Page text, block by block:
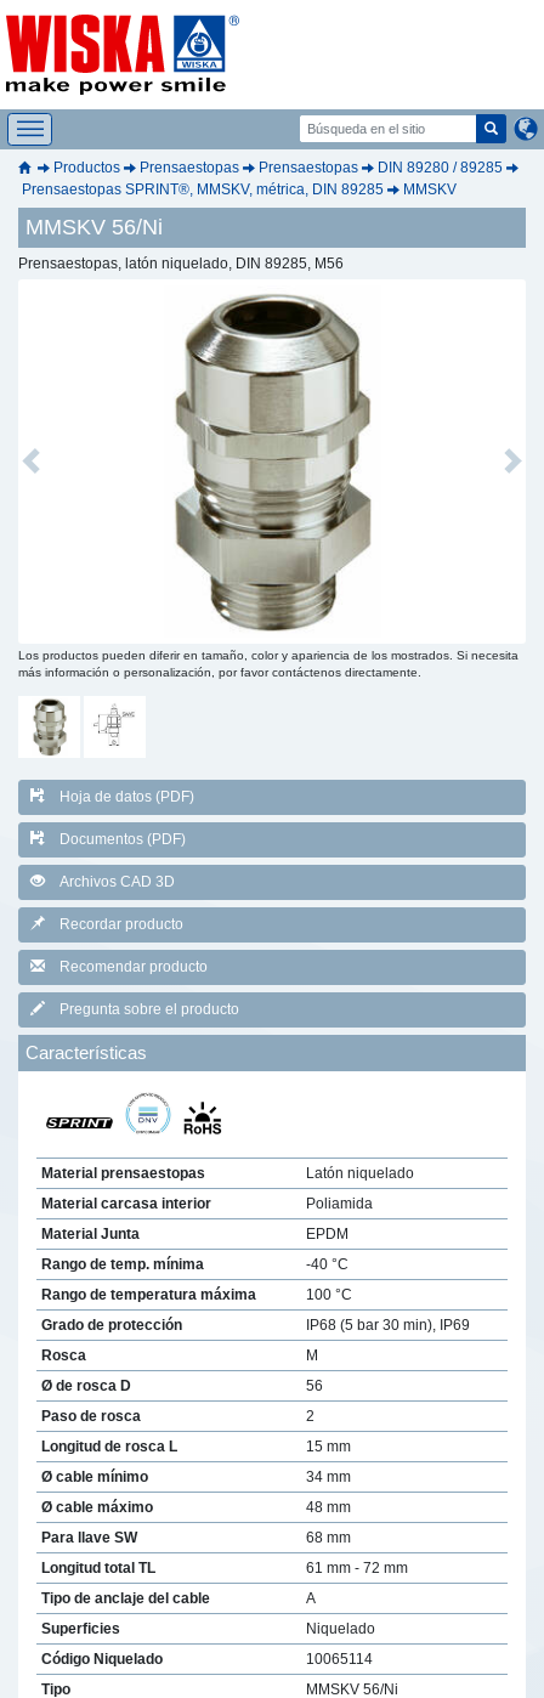
Productos Prensaestopas Prensaestopas
DIN 89280 / 89285
Prensaestopas SPRINT®, MMSKV, métrica, DIN 89285
MMSKV
MMSKV 56/Ni
Prensaestopas, latón niquelado, DIN 89285, M56
Previous Next
Los productos pueden diferir en tamaño, color y apariencia de los mostrados. Si necesita
más información o personalización, por favor contáctenos directamente.
Hoja de datos (PDF)
Documentos (PDF)
Archivos CAD 3D
Recordar producto
Recomendar producto
Pregunta sobre el producto
Características
Material prensaestopas
Latón niquelado
Material carcasa interior
Poliamida
Material Junta
EPDM
Rango de temp. mínima
-40 °C
Rango de temperatura máxima
100 °C
Grado de protección
IP68 (5 bar 30 min), IP69
Rosca
M
Ø de rosca D
56
Paso de rosca
2
Longitud de rosca L
15 mm
Ø cable mínimo
34 mm
Ø cable máximo
48 mm
Para llave SW
68 mm
Longitud total TL
61 mm - 72 mm
Tipo de anclaje del cable
A
Superficies
Niquelado
Código Niquelado
10065114
Tipo
MMSKV 56/Ni